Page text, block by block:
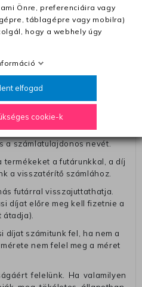
a futárt, hogy vegye át
vagy más futárral is
el. A futárnak átadott
a visszaküldés könnyebb
számát. Az eljárás
kérjük, hogy erre a jegyre írja
a számlatulajdonos nevét.
termékeket a futárunkkal, a díj
a visszatérítő számlához.
futárral visszajuttathatja.
díjat előre meg kell fizetnie a
díjat számitunk fel, ha nem a
nem felel meg a méret
felelünk. Ha valamilyen
Önre, preferenciáira vagy
táblagépre vagy mobilra)
hogy a webhely úgy
elfogad
cookie-k